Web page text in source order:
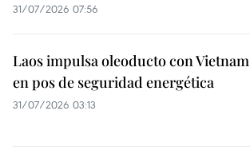
31/07/2026 07:56
Laos impulsa oleoducto con Vietnam
en pos de seguridad energética
31/07/2026 03:13